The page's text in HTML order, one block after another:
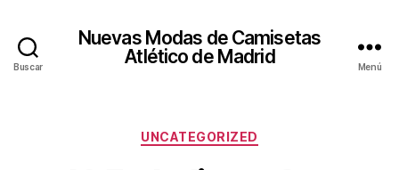
Buscar
Nuevas Modas de Camisetas
Atlético de Madrid
Menú
Categorías
UNCATEGORIZED